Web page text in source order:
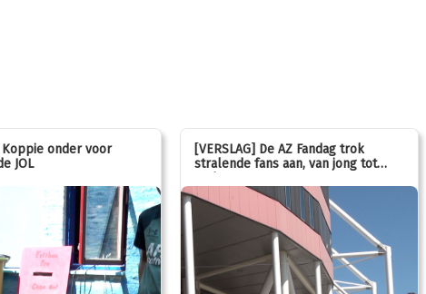
Koppie onder voor
JOL
[VERSLAG] De AZ Fandag trok
stralende fans aan, van jong tot